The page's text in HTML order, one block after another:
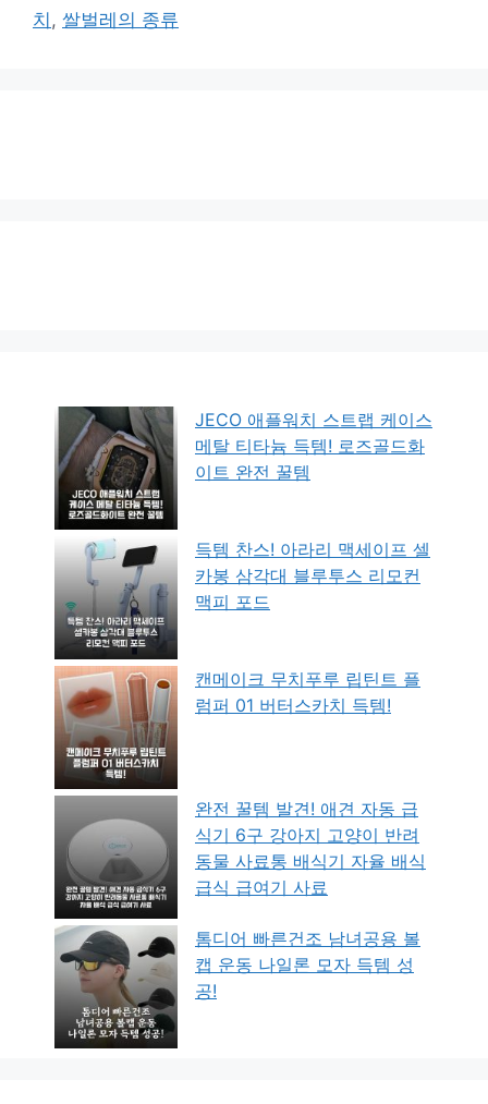
치 , 쌀벌레의 종류
JECO 애플워치 스트랩 케이스
메탈 티타늄 득템! 로즈골드화
이트 완전 꿀템
득템 찬스! 아라리 맥세이프 셀
카봉 삼각대 블루투스 리모컨
맥피 포드
캔메이크 무치푸루 립틴트 플
럼퍼 01 버터스카치 득템!
완전 꿀템 발견! 애견 자동 급
식기 6구 강아지 고양이 반려
동물 사료통 배식기 자율 배식
급식 급여기 사료
톰디어 빠른건조 남녀공용 볼
캡 운동 나일론 모자 득템 성
공!